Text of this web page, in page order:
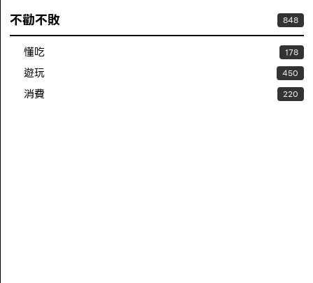
不勸不敗 848
懂吃 178
遊玩 450
消費 220